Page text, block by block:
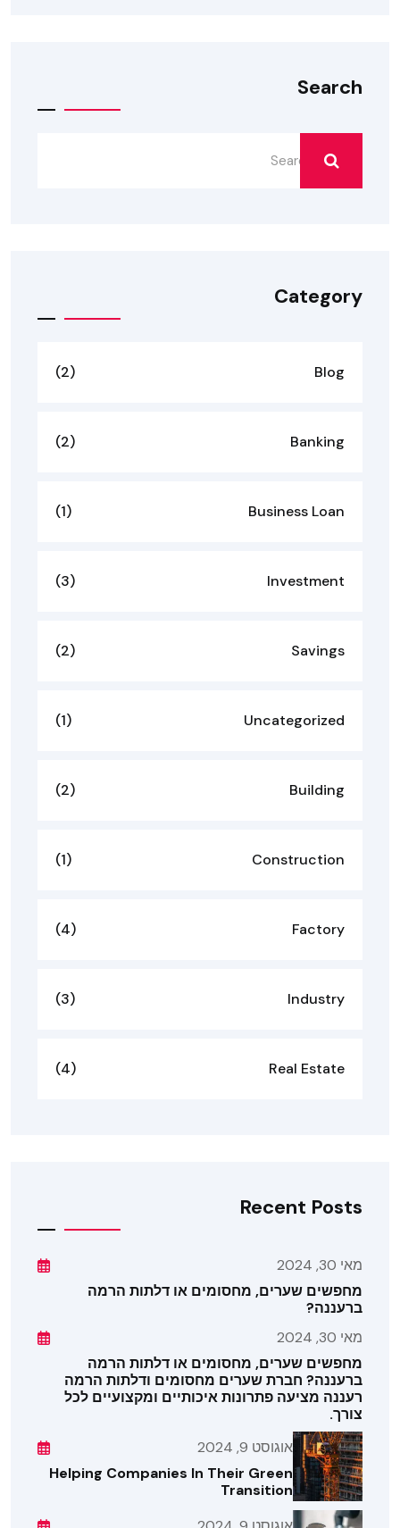
Search
Category
Blog
(2)
Banking
(2)
Business Loan
(1)
Investment
(3)
Savings
(2)
Uncategorized
(1)
Building
(2)
Construction
(1)
Factory
(4)
Industry
(3)
Real Estate
(4)
Recent Posts
מאי 30, 2024
מחפשים שערים, מחסומים או דלתות הרמה
ברעננה?
מאי 30, 2024
מחפשים שערים, מחסומים או דלתות הרמה
ברעננה? חברת שערים מחסומים ודלתות הרמה
רעננה מציעה פתרונות איכותיים ומקצועיים לכל
צורך.
אוגוסט 9, 2024
Helping Companies In Their Green
Transition